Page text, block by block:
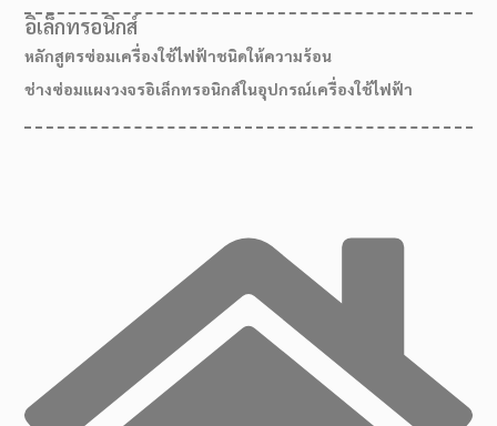
อิเล็กทรอนิกส์
หลักสูตรซ่อมเครื่องใช้ไฟฟ้าชนิดให้ความร้อน
ช่างซ่อมแผงวงจรอิเล็กทรอนิกส์ในอุปกรณ์เครื่องใช้ไฟฟ้า